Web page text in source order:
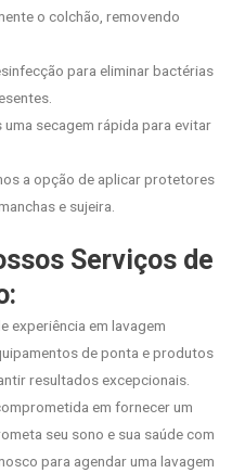
o colchão, removendo
para eliminar bactérias
uma secagem rápida para evitar
a opção de aplicar protetores
e sujeira.
Serviços de
experiência em lavagem
de ponta e produtos
resultados excepcionais.
em fornecer um
seu sono e sua saúde com
para agendar uma lavagem